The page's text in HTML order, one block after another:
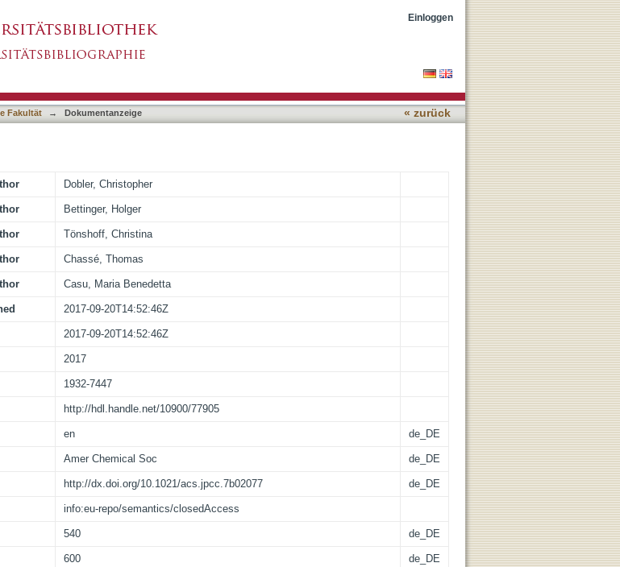
Einloggen
Fakultät → Dokumentanzeige « zurück
Dobler, Christopher
Bettinger, Holger
Tönshoff, Christina
Chassé, Thomas
Casu, Maria Benedetta
2017-09-20T14:52:46Z
2017-09-20T14:52:46Z
2017
1932-7447
http://hdl.handle.net/10900/77905
en de_DE
Amer Chemical Soc de_DE
http://dx.doi.org/10.1021/acs.jpcc.7b02077 de_DE
info:eu-repo/semantics/closedAccess
540 de_DE
600 de_DE